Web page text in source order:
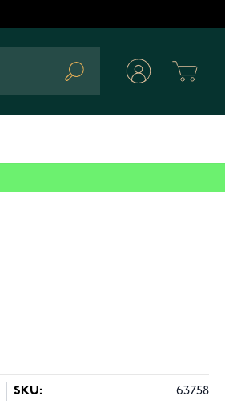
Search
SKU: 63758